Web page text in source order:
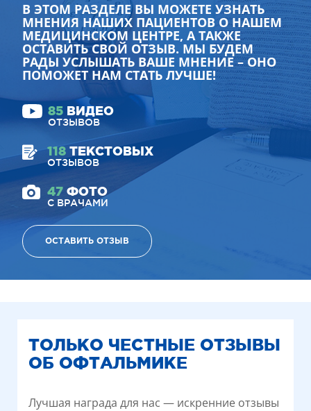
В ЭТОМ РАЗДЕЛЕ ВЫ МОЖЕТЕ УЗНАТЬ
МНЕНИЯ НАШИХ ПАЦИЕНТОВ О НАШЕМ
МЕДИЦИНСКОМ ЦЕНТРЕ, А ТАКЖЕ
ОСТАВИТЬ СВОЙ ОТЗЫВ. МЫ БУДЕМ
РАДЫ УСЛЫШАТЬ ВАШЕ МНЕНИЕ – ОНО
ПОМОЖЕТ НАМ СТАТЬ ЛУЧШЕ!
85 ВИДЕО
ОТЗЫВОВ
118 ТЕКСТОВЫХ
ОТЗЫВОВ
47 ФОТО
С ВРАЧАМИ
ОСТАВИТЬ ОТЗЫВ
ТОЛЬКО ЧЕСТНЫЕ ОТЗЫВЫ
ОБ ОФТАЛЬМИКЕ
Лучшая награда для нас — искренние отзывы